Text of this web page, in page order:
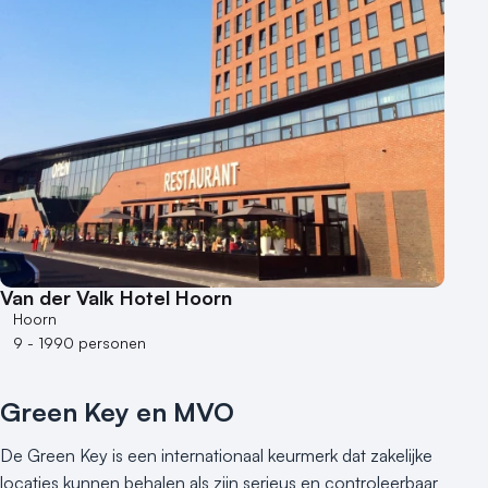
Van der Valk Hotel Hoorn
Hoorn
9 - 1990 personen
Green Key en MVO
De Green Key is een internationaal keurmerk dat zakelijke
locaties kunnen behalen als zijn serieus en controleerbaar